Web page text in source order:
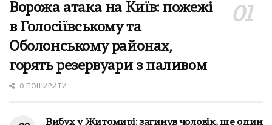
Ворожа атака на Київ: пожежі
в Голосіївському та
Оболонському районах,
горять резервуари з паливом
0 ПОШИРИТИ
Вибух у Житомирі: загинув чоловік, ще один